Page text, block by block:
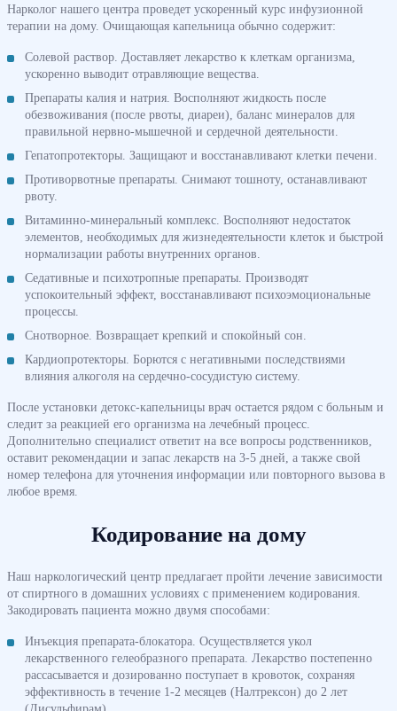
Нарколог нашего центра проведет ускоренный курс инфузионной
терапии на дому. Очищающая капельница обычно содержит:
Солевой раствор. Доставляет лекарство к клеткам организма,
ускоренно выводит отравляющие вещества.
Препараты калия и натрия. Восполняют жидкость после
обезвоживания (после рвоты, диареи), баланс минералов для
правильной нервно-мышечной и сердечной деятельности.
Гепатопротекторы. Защищают и восстанавливают клетки печени.
Противорвотные препараты. Снимают тошноту, останавливают
рвоту.
Витаминно-минеральный комплекс. Восполняют недостаток
элементов, необходимых для жизнедеятельности клеток и быстрой
нормализации работы внутренних органов.
Седативные и психотропные препараты. Производят
успокоительный эффект, восстанавливают психоэмоциональные
процессы.
Снотворное. Возвращает крепкий и спокойный сон.
Кардиопротекторы. Борются с негативными последствиями
влияния алкоголя на сердечно-сосудистую систему.
После установки детокс-капельницы врач остается рядом с больным и
следит за реакцией его организма на лечебный процесс.
Дополнительно специалист ответит на все вопросы родственников,
оставит рекомендации и запас лекарств на 3-5 дней, а также свой
номер телефона для уточнения информации или повторного вызова в
любое время.
Кодирование на дому
Наш наркологический центр предлагает пройти лечение зависимости
от спиртного в домашних условиях с применением кодирования.
Закодировать пациента можно двумя способами:
Инъекция препарата-блокатора. Осуществляется укол
лекарственного гелеобразного препарата. Лекарство постепенно
рассасывается и дозированно поступает в кровоток, сохраняя
эффективность в течение 1-2 месяцев (Налтрексон) до 2 лет